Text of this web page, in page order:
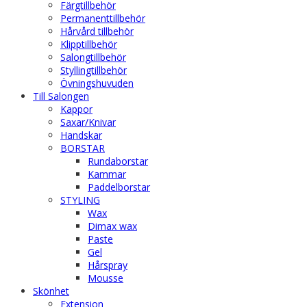
Färgtillbehör
Permanenttillbehör
Hårvård tillbehör
Klipptillbehör
Salongtillbehör
Styllingtillbehör
Övningshuvuden
Till Salongen
Kappor
Saxar/Knivar
Handskar
BORSTAR
Rundaborstar
Kammar
Paddelborstar
STYLING
Wax
Dimax wax
Paste
Gel
Hårspray
Mousse
Skönhet
Extension